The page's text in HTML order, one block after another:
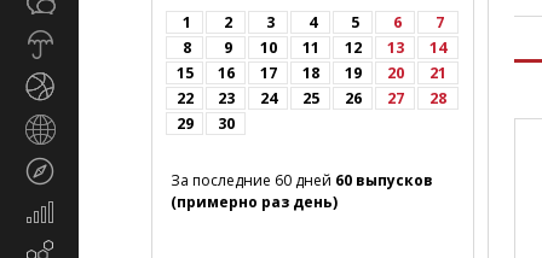
Экономика
1 2 3 4 5 6
7
8
9 10 11 12 13
14
15
16 17 18 19 20
21
22
23 24 25 26 27
28
29
30
За последние 60 дней 60 выпусков
(примерно раз день)